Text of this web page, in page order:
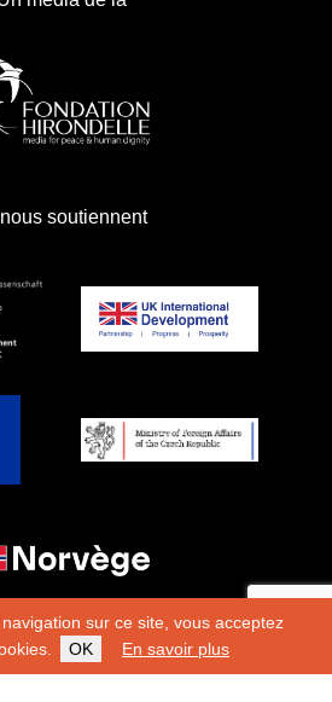
sur ce site, vous acceptez
OK En savoir plus
nous soutiennent